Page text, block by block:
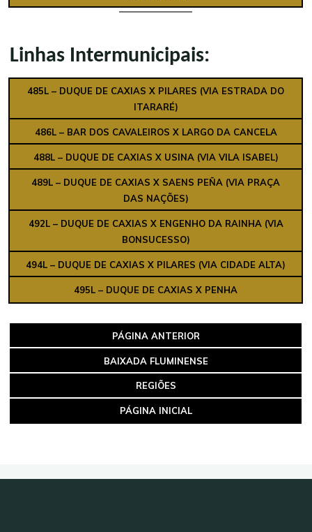
Linhas Intermunicipais:
485L – DUQUE DE CAXIAS X PILARES (VIA ESTRADA DO
ITARARÉ)
486L – BAR DOS CAVALEIROS X LARGO DA CANCELA
488L – DUQUE DE CAXIAS X USINA (VIA VILA ISABEL)
489L – DUQUE DE CAXIAS X SAENS PEÑA (VIA PRAÇA
DAS NAÇÕES)
492L – DUQUE DE CAXIAS X ENGENHO DA RAINHA (VIA
BONSUCESSO)
494L – DUQUE DE CAXIAS X PILARES (VIA CIDADE ALTA)
495L – DUQUE DE CAXIAS X PENHA
PÁGINA ANTERIOR
BAIXADA FLUMINENSE
REGIÕES
PÁGINA INICIAL